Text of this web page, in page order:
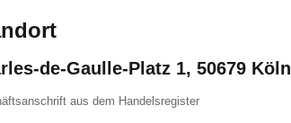
de-Gaulle-Platz 1, 50679 Köln
aus dem Handelsregister